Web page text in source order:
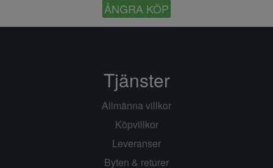
ÅNGRA KÖP
Tjänster
Allmänna villkor
Köpvillkor
Leveranser
Byten & returer